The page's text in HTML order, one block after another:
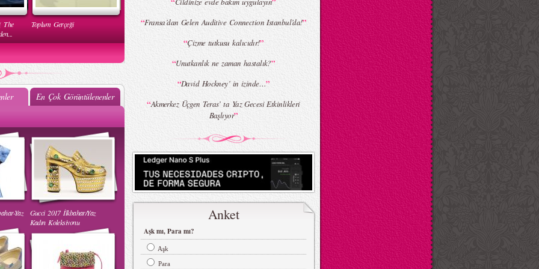
The
Toplum Gerçeği
2015 Defilesi
Burçe Bekrek - MBFWI Yaz
2015 Defilesi
En Çok Görüntülenenler
Yaz
Gucci 2017 İlkbahar/Yaz
Kadın Koleksiyonu
“Fransa’dan Gelen Auditive Connection Istanbul’da!”
“Çizme tutkusu kalıcıdır!”
“Unutkanlık ne zaman hastalık?”
“David Hockney’ in izinde…”
“Akmerkez Üçgen Teras’ ta Yaz Gecesi Etkinlikleri
Başlıyor”
Anket
Aşk mı, Para mı?
Aşk
Para